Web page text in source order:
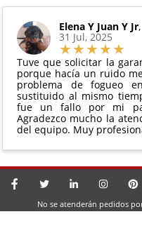
Elena Y Juan Y Jr,
31 Jul, 2025
Tuve que solicitar la
porque hacía un ruido
problema de fogueo
sustituido al mismo
fue un fallo por mi
Agradezco mucho la
del equipo. Muy
No se atenderán pedidos